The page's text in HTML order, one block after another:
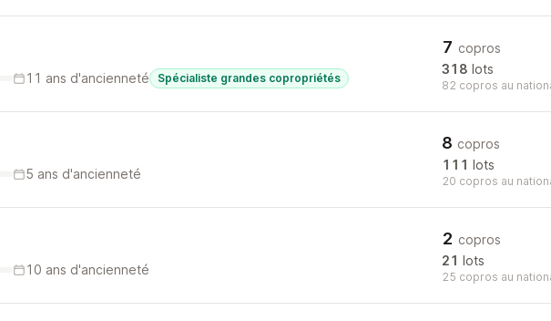
11 ans d'ancienneté Spécialiste grandes copropriétés
7 copros
318 lots
82 copros au
5 ans d'ancienneté
8 copros
111 lots
20 copros au
10 ans d'ancienneté
2 copros
21 lots
25 copros au